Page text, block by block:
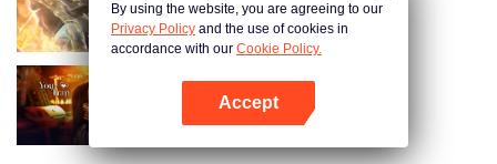
장생계
보보심험
By using the website, you are agreeing to our
Privacy Policy and the use of cookies in
accordance with our Cookie Policy.
Accept